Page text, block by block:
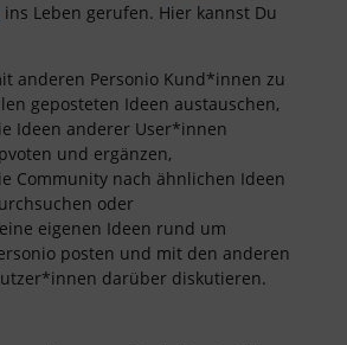
ins Leben gerufen. Hier kannst Du
anderen Personio Kund*innen zu
geposteten Ideen austauschen,
Ideen anderer User*innen
und ergänzen,
Community nach ähnlichen Ideen
oder
eigenen Ideen rund um
posten und mit den anderen
darüber diskutieren.